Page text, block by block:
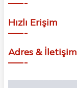
Hızlı Erişim
Adres & İletişim